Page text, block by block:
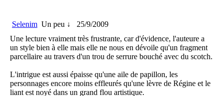
Selenim Un peu ↓
25/9/2009
Une lecture vraiment très frustrante, car d'évidence, l'auteure a
un style bien à elle mais elle ne nous en dévoile qu'un fragment
parcellaire au travers d'un trou de serrure bouché avec du scotch.
L'intrigue est aussi épaisse qu'une aile de papillon, les
personnages encore moins effleurés qu'une lèvre de Régine et le
liant est noyé dans un grand flou artistique.